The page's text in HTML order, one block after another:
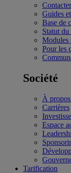
Guides
Base de
Statut du
Modules
Pour les
Société
À
Carrières
Espace
Tarification